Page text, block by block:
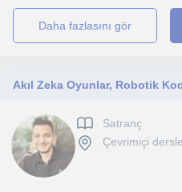
daha fazlasını gör
Akıl Zeka Oyunlar, Robotik
Satranç
Çevrimiçi